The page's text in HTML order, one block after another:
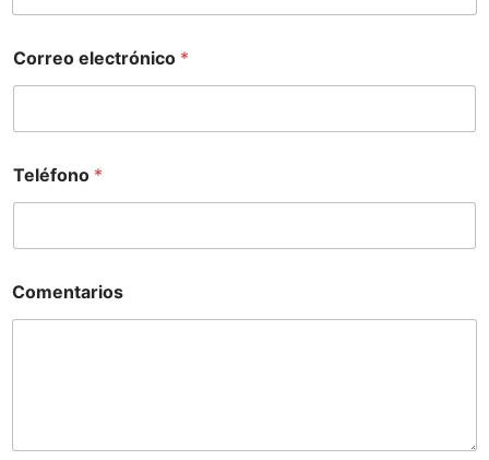
Correo electrónico *
Teléfono *
a
s
Comentarios